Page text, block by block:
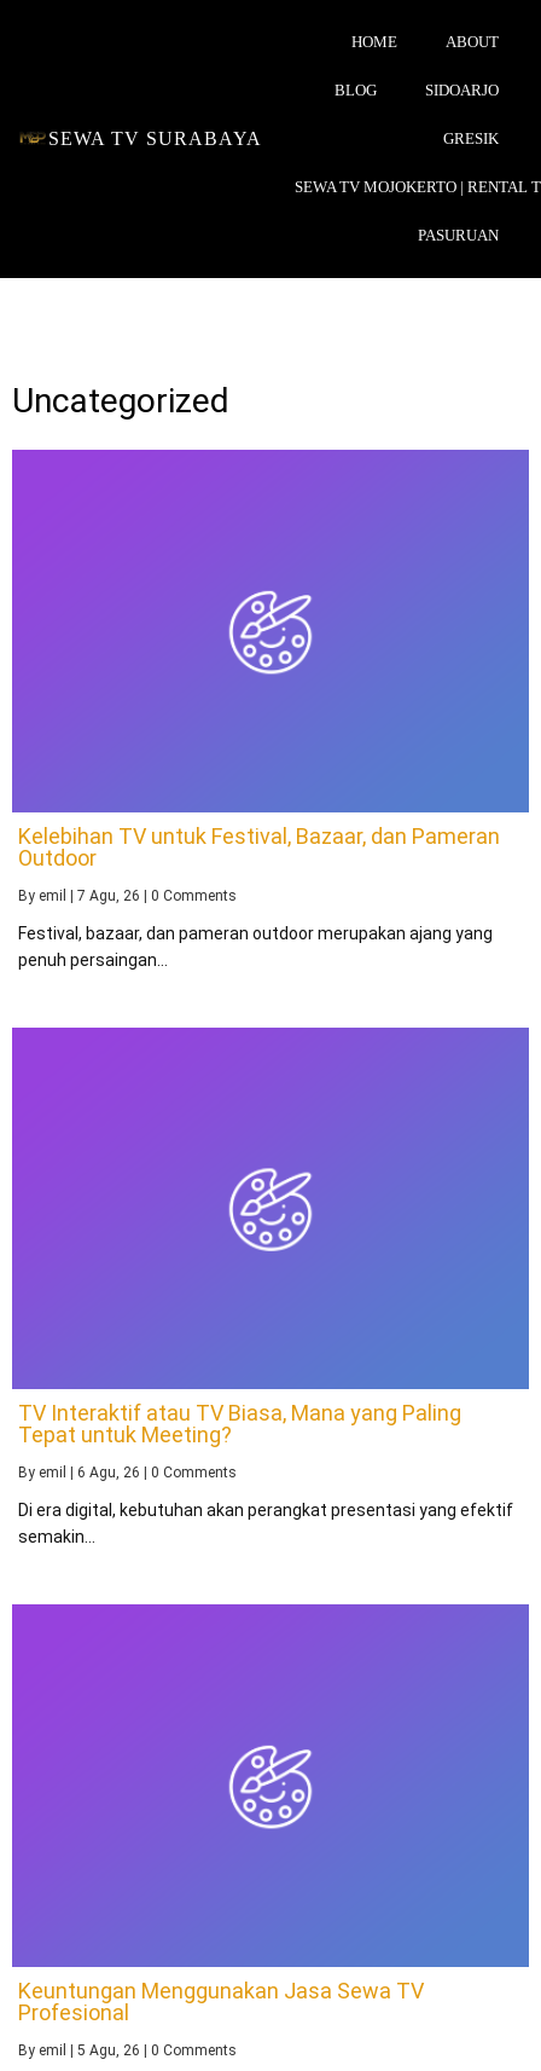
SEWA TV SURABAYA
HOME ABOUT
BLOG SIDOARJO
GRESIK
SEWA TV MOJOKERTO | RENTAL
PASURUAN
Uncategorized
Kelebihan TV untuk Festival, Bazaar, dan Pameran
Outdoor
By emil | 7 Agu, 26 | 0 Comments
Festival, bazaar, dan pameran outdoor merupakan ajang yang
penuh persaingan…
TV Interaktif atau TV Biasa, Mana yang Paling
Tepat untuk Meeting?
By emil 6 Agu, 26 0 Comments
Di era digital, kebutuhan akan perangkat presentasi yang efektif
semakin…
Keuntungan Menggunakan Jasa Sewa TV
Profesional
By emil | 5 Agu, 26 | 0 Comments